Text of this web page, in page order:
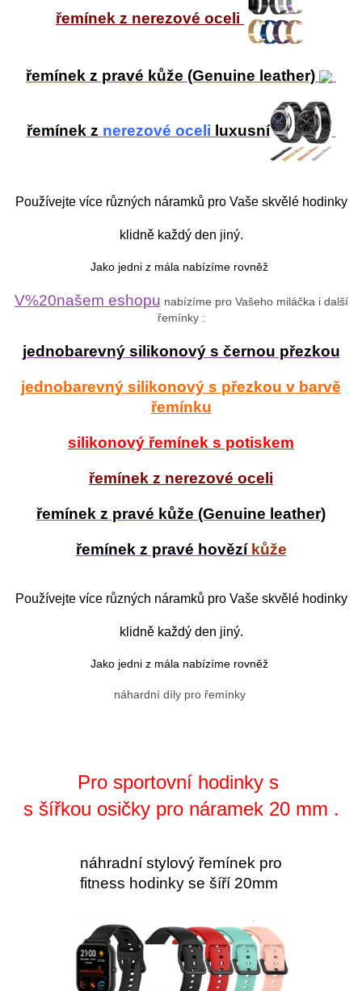
řemínek z nerezové oceli
řemínek z pravé kůže (Genuine leather)
řemínek z nerezové oceli luxusní
Používejte více různých náramků pro Vaše skvělé hodinky
klidně každý den jiný.
Jako jedni z mála nabízíme rovněž
V%20našem eshopu nabízíme pro Vašeho miláčka i další
řemínky :
jednobarevný silikonový s černou přezkou
jednobarevný silikonový s přezkou v barvě
řemínku
silikonový řemínek s potiskem
řemínek z nerezové oceli
řemínek z pravé kůže (Genuine leather)
řemínek z pravé hovězí kůže
Používejte více různých náramků pro Vaše skvělé hodinky
klidně každý den jiný.
Jako jedni z mála nabízíme rovněž
náhardní díly pro řemínky
Pro sportovní hodinky s
s šířkou osičky pro náramek 20 mm .
náhradní stylový řemínek pro
fitness hodinky se šíří 20mm